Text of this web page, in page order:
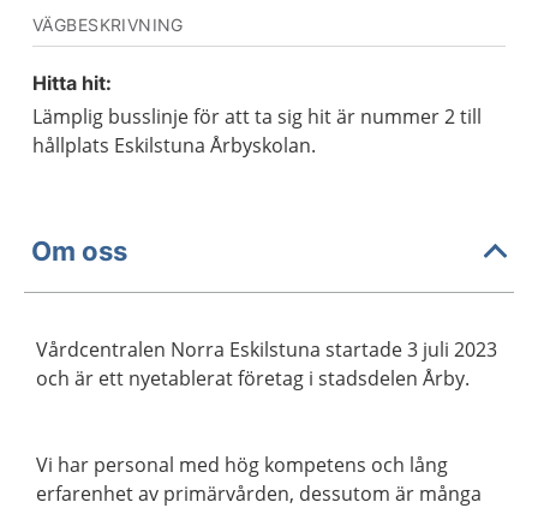
VÄGBESKRIVNING
Hitta hit:
Lämplig busslinje för att ta sig hit är nummer 2 till
hållplats Eskilstuna Årbyskolan.
Om oss
Vårdcentralen Norra Eskilstuna startade 3 juli 2023
och är ett nyetablerat företag i stadsdelen Årby.
Vi har personal med hög kompetens och lång
erfarenhet av primärvården, dessutom är många